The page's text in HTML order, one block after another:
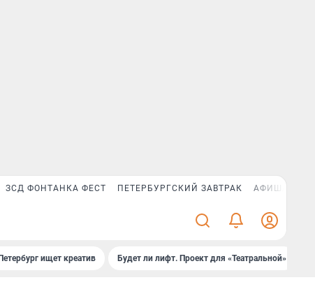
ЗСД ФОНТАНКА ФЕСТ ПЕТЕРБУРГСКИЙ ЗАВТРАК АФИША PLUS
Петербург ищет креатив Будет ли лифт. Проект для «Театральной»